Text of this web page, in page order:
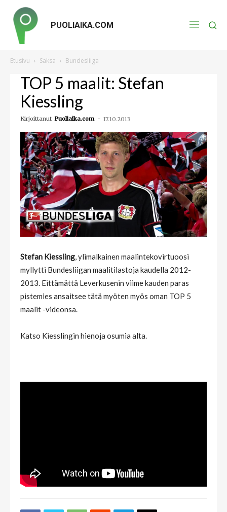
PUOLIAIKA.COM
Etusivu Saksa Bundesliiga
TOP 5 maalit: Stefan
Kiessling
Kirjoittanut Puoliaika.com - 17.10.2013
Stefan Kiessling, ylimalkainen maalintekovirtuoosi
myllytti Bundesliigan maalitilastoja kaudella 2012-
2013. Eittämättä Leverkusenin viime kauden paras
pistemies ansaitsee tätä myöten myös oman TOP 5
maalit -videonsa.
Katso Kiesslingin hienoja osumia alta.